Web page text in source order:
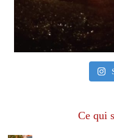
Ce qui